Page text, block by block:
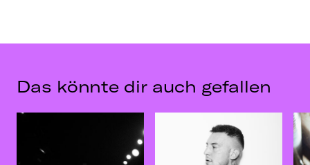
Das könnte dir auch gefallen